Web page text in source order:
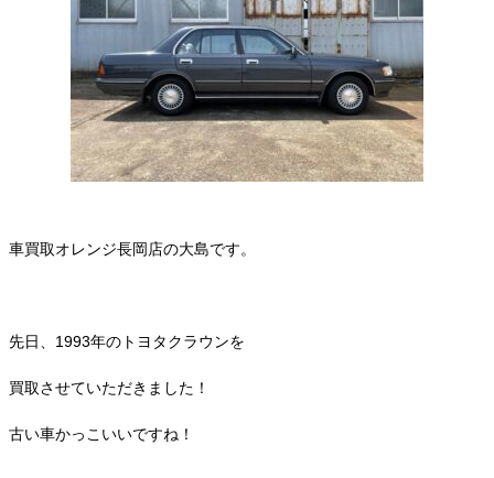
車買取オレンジ長岡店の大島です。
先日、1993年のトヨタクラウンを
買取させていただきました！
古い車かっこいいですね！